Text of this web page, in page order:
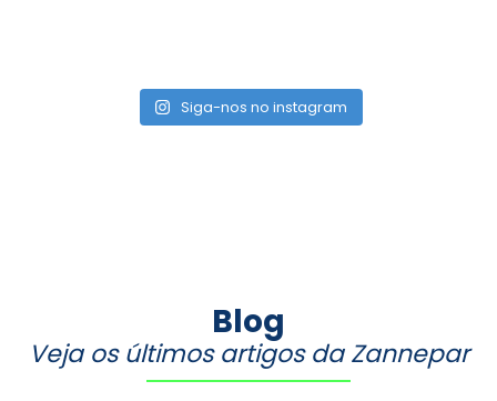
Siga-nos no instagram
Blog
Veja os últimos artigos da Zannepar